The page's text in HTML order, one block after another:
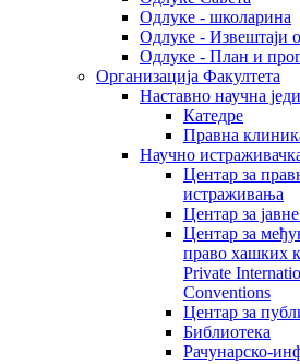
Одлуке - школарина
Одлуке - Извештаји
Одлуке - План и
Организација Факултета
Наставно научна
Катедре
Правна
Научно
Центар за
истраживања
Центар за
Центар за
право хашких
Private
Conventions
Центар за
Библиотека
Рачунарско-